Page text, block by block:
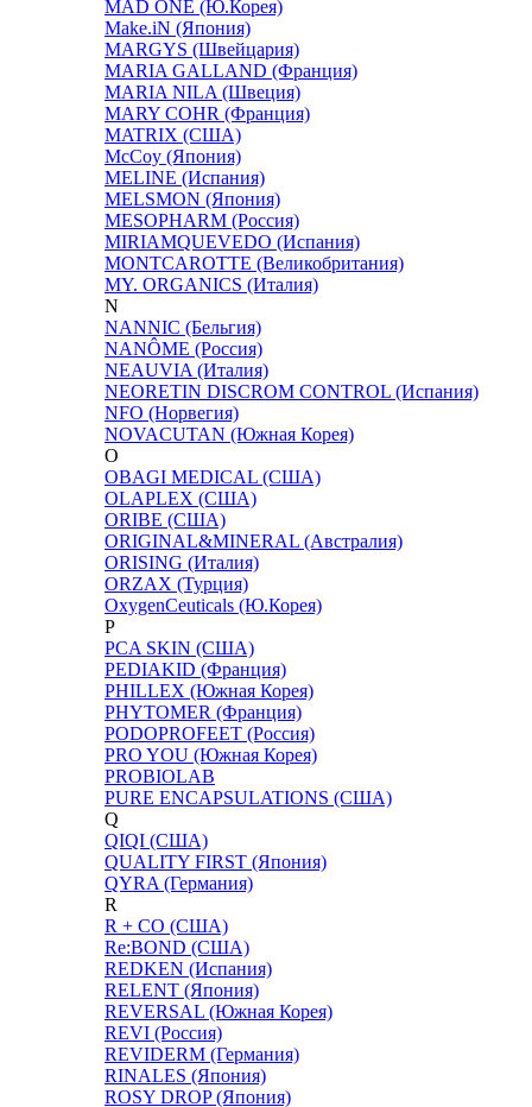
MAD ONE (Ю.Корея)
Make.iN (Япония)
MARGYS (Швейцария)
MARIA GALLAND (Франция)
MARIA NILA (Швеция)
MARY COHR (Франция)
MATRIX (США)
McCoy (Япония)
MELINE (Испания)
MELSMON (Япония)
MESOPHARM (Россия)
MIRIAMQUEVEDO (Испания)
MONTCAROTTE (Великобритания)
MY. ORGANICS (Италия)
N
NANNIC (Бельгия)
NANÔME (Россия)
NEAUVIA (Италия)
NEORETIN DISCROM CONTROL (Испания)
NFO (Норвегия)
NOVACUTAN (Южная Корея)
O
OBAGI MEDICAL (США)
OLAPLEX (США)
ORIBE (США)
ORIGINAL&MINERAL (Австралия)
ORISING (Италия)
ORZAX (Турция)
OxygenCeuticals (Ю.Корея)
P
PCA SKIN (США)
PEDIAKID (Франция)
PHILLEX (Южная Корея)
PHYTOMER (Франция)
PODOPROFEET (Россия)
PRO YOU (Южная Корея)
PROBIOLAB
PURE ENCAPSULATIONS (США)
Q
QIQI (США)
QUALITY FIRST (Япония)
QYRA (Германия)
R
R + CO (США)
Re:BOND (США)
REDKEN (Испания)
RELENT (Япония)
REVERSAL (Южная Корея)
REVI (Россия)
REVIDERM (Германия)
RINALES (Япония)
ROSY DROP (Япония)